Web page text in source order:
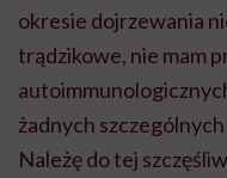
okresie dojrzewania
trądzikowe, nie mam
żadnych
Należę do tej